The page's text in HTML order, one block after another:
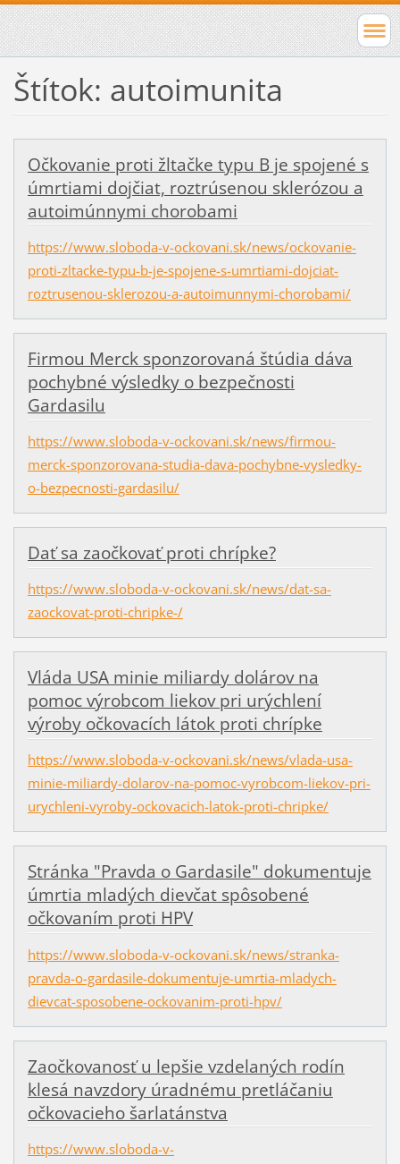
Štítok: autoimunita
Očkovanie proti žltačke typu B je spojené s
úmrtiami dojčiat, roztrúsenou sklerózou a
autoimúnnymi chorobami
https://www.sloboda-v-ockovani.sk/news/ockovanie-
proti-zltacke-typu-b-je-spojene-s-umrtiami-dojciat-
roztrusenou-sklerozou-a-autoimunnymi-chorobami/
Firmou Merck sponzorovaná štúdia dáva
pochybné výsledky o bezpečnosti
Gardasilu
https://www.sloboda-v-ockovani.sk/news/firmou-
merck-sponzorovana-studia-dava-pochybne-vysledky-
o-bezpecnosti-gardasilu/
Dať sa zaočkovať proti chrípke?
https://www.sloboda-v-ockovani.sk/news/dat-sa-
zaockovat-proti-chripke-/
Vláda USA minie miliardy dolárov na
pomoc výrobcom liekov pri urýchlení
výroby očkovacích látok proti chrípke
https://www.sloboda-v-ockovani.sk/news/vlada-usa-
minie-miliardy-dolarov-na-pomoc-vyrobcom-liekov-pri-
urychleni-vyroby-ockovacich-latok-proti-chripke/
Stránka "Pravda o Gardasile" dokumentuje
úmrtia mladých dievčat spôsobené
očkovaním proti HPV
https://www.sloboda-v-ockovani.sk/news/stranka-
pravda-o-gardasile-dokumentuje-umrtia-mladych-
dievcat-sposobene-ockovanim-proti-hpv/
Zaočkovanosť u lepšie vzdelaných rodín
klesá navzdory úradnému pretláčaniu
očkovacieho šarlatánstva
https://www.sloboda-v-